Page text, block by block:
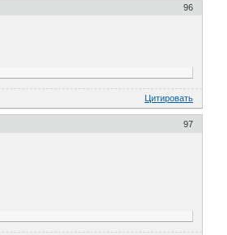
96
Цитировать
97